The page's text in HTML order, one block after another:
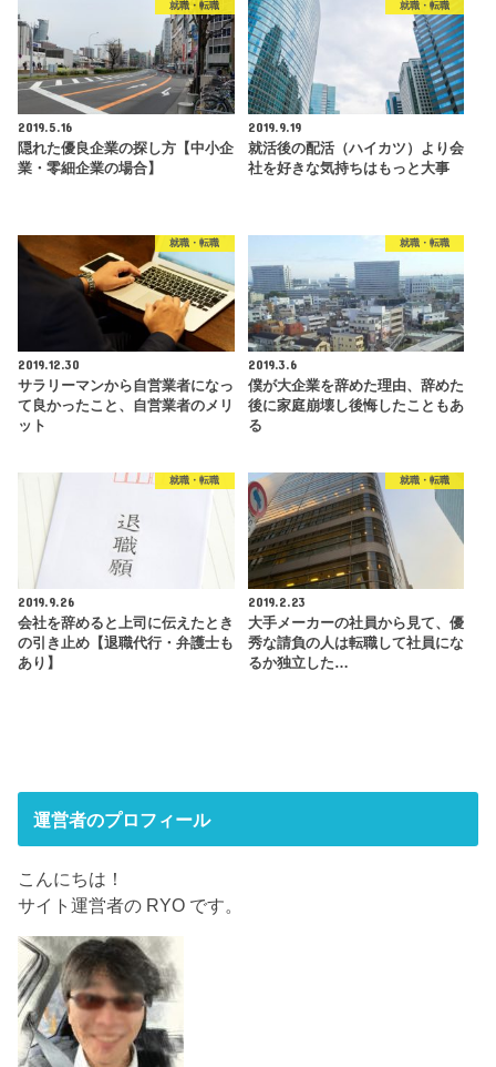
就職・転職
2019.5.16
隠れた優良企業の探し方【中小企
業・零細企業の場合】
就職・転職
2019.9.19
就活後の配活（ハイカツ）より会
社を好きな気持ちはもっと大事
就職・転職
2019.12.30
サラリーマンから自営業者になっ
て良かったこと、自営業者のメリ
ット
就職・転職
2019.3.6
僕が大企業を辞めた理由、辞めた
後に家庭崩壊し後悔したこともあ
る
就職・転職
2019.9.26
会社を辞めると上司に伝えたとき
の引き止め【退職代行・弁護士も
あり】
就職・転職
2019.2.23
大手メーカーの社員から見て、優
秀な請負の人は転職して社員にな
るか独立した…
運営者のプロフィール
こんにちは！
サイト運営者の RYO です。